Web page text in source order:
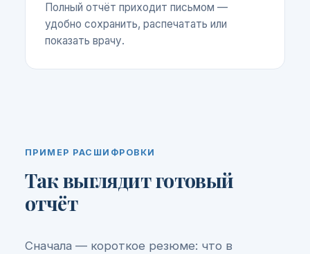
Полный отчёт приходит письмом —
удобно сохранить, распечатать или
показать врачу.
ПРИМЕР РАСШИФРОВКИ
Так выглядит готовый
отчёт
Сначала — короткое резюме: что в